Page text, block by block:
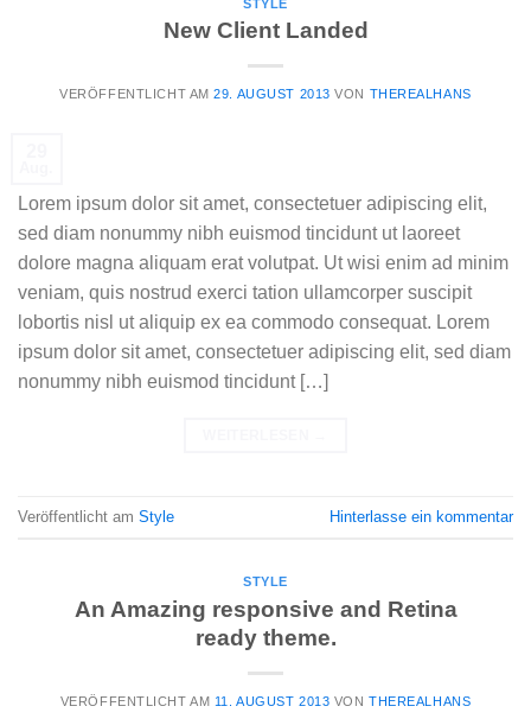
STYLE
New Client Landed
VERÖFFENTLICHT AM29. AUGUST 2013 VON THEREALHANS
Lorem ipsum dolor sit amet, consectetuer adipiscing elit,
sed diam nonummy nibh euismod tincidunt ut laoreet
dolore magna aliquam erat volutpat. Ut wisi enim ad minim
veniam, quis nostrud exerci tation ullamcorper suscipit
lobortis nisl ut aliquip ex ea commodo consequat. Lorem
ipsum dolor sit amet, consectetuer adipiscing elit, sed diam
nonummy nibh euismod tincidunt […]
Veröffentlicht am Style Hinterlasse ein kommentar
STYLE
An Amazing responsive and Retina
ready theme.
VERÖFFENTLICHT AM 11. AUGUST 2013 VONTHEREALHANS